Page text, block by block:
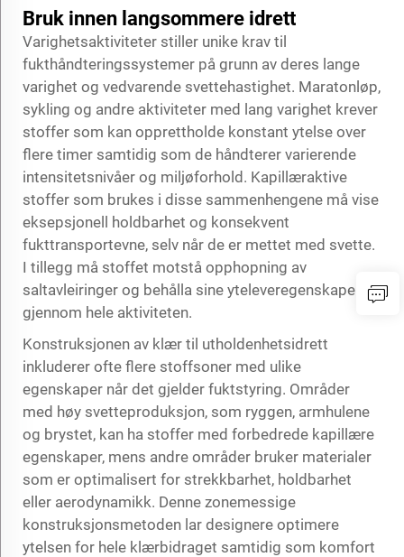
Bruk innen langsommere idrett
Varighetsaktiviteter stiller unike krav til
fukthåndteringssystemer på grunn av deres lange
varighet og vedvarende svettehastighet. Maratonløp,
sykling og andre aktiviteter med lang varighet krever
stoffer som kan opprettholde konstant ytelse over
flere timer samtidig som de håndterer varierende
intensitetsnivåer og miljøforhold. Kapillæraktive
stoffer som brukes i disse sammenhengene må vise
eksepsjonell holdbarhet og konsekvent
fukttransportevne, selv når de er mettet med svette.
I tillegg må stoffet motstå opphopning av
saltavleiringer og behålla sine yteleveregenskaper
gjennom hele aktiviteten.
Konstruksjonen av klær til utholdenhetsidrett
inkluderer ofte flere stoffsoner med ulike
egenskaper når det gjelder fuktstyring. Områder
med høy svetteproduksjon, som ryggen, armhulene
og brystet, kan ha stoffer med forbedrede kapillære
egenskaper, mens andre områder bruker materialer
som er optimalisert for strekkbarhet, holdbarhet
eller aerodynamikk. Denne zonemessige
konstruksjonsmetoden lar designere optimere
ytelsen for hele klærbidraget samtidig som komfort